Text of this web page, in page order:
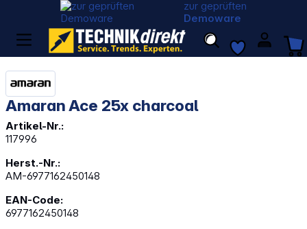
zur geprüften
Demoware
Amaran Ace 25x charcoal
Artikel-Nr.:
117996
Herst.-Nr.:
AM-6977162450148
EAN-Code:
6977162450148